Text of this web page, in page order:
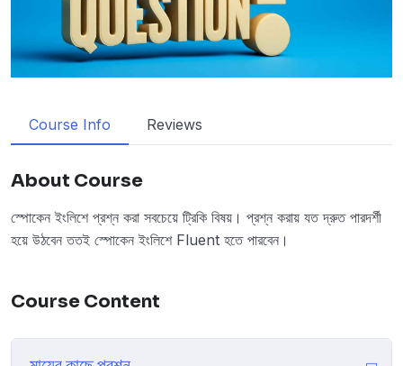
Course Info Reviews
About Course
স্পোকেন ইংলিশে প্রশ্ন করা সবচেয়ে ট্রিকি বিষয়। প্রশ্ন করায় যত দ্রুত পারদর্শী
হয়ে উঠবেন ততই স্পোকেন ইংলিশে Fluent হতে পারবেন।
Course Content